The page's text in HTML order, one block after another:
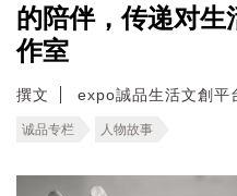
的陪伴，传递对
作室
撰文 expo誠品生活文創平
诚品专栏 人物故事